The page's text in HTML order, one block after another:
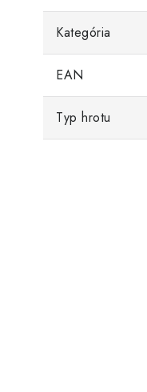
Kategória
EAN
Typ hrotu